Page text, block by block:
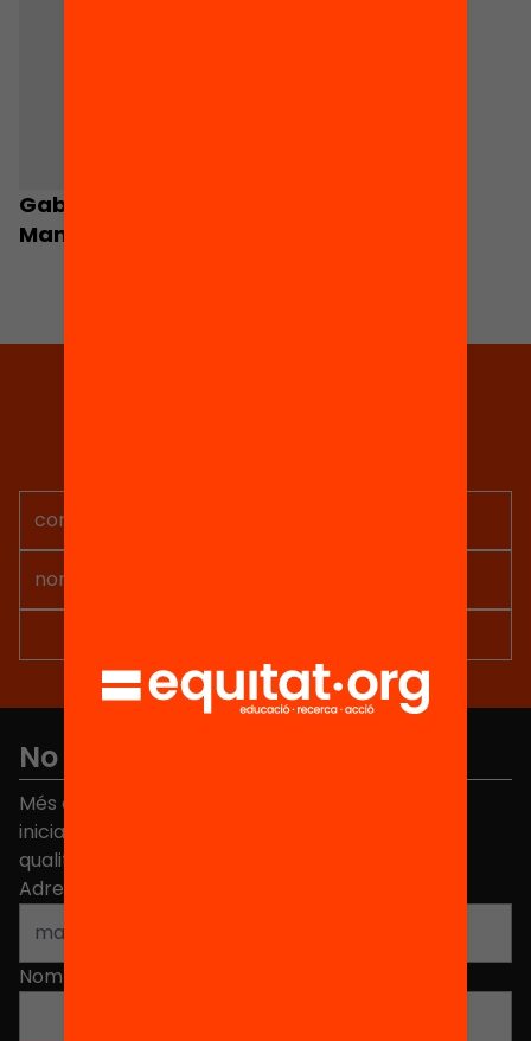
Gabriel Janer
Manila
No et perdis res
Més de 40.000 persones ja han triat Equitat. Rep
iniciatives, propostes i projectes per millorar la
qualitat de l'educació a Catalunya.
Adreça electrònica
Nom